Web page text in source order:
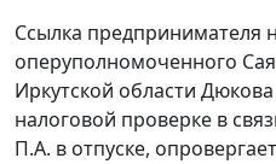
Ссылка предпринимателя
оперуполномоченного
Иркутской области
налоговой проверке в
П.А. в отпуске,